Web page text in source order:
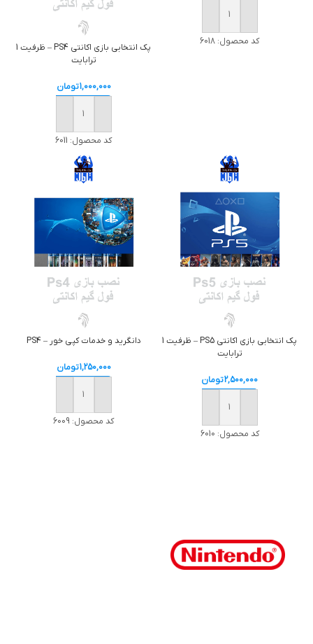
خرید
کد محصول: 6018
پک انتخابي بازي اکانتي PS4 – ظرفيت 1
ترابايت
1,000,000تومان
خرید
کد محصول: 6011
پک انتخابي بازي اکانتي PS5 – ظرفيت 1
ترابايت
2,500,000تومان
خرید
کد محصول: 6010
دانگريد و خدمات کپي خور – PS4
1,250,000تومان
خرید
کد محصول: 6009